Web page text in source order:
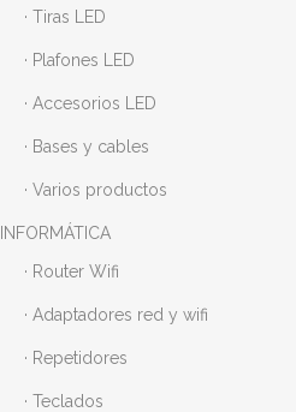
· Tiras LED
· Plafones LED
· Accesorios LED
· Bases y cables
· Varios productos
INFORMÁTICA
· Router Wifi
· Adaptadores red y wifi
· Repetidores
· Teclados